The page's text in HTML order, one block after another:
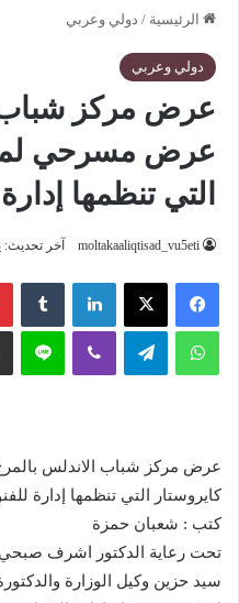
الرئيسية / دولي وعربي
دولي وعربي
عرض مركز شباب
عرض مسرحي
التي تنظمها
moltakaaliqtisad_vu5eti آخر تحديث: يناير
فيسبوك ‫X لينكدإن
واتساب تيلقرام لاين
عرض مركز شباب الاندلس
كايروستار التي تنظمها إدارة
كتب : شعبان حمزة
تحت رعاية الدكتور اشرف صبحي
سيد حزين وكيل الوزارة